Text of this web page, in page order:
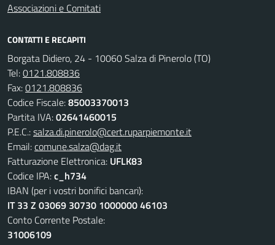
Associazioni e Comitati
CONTATTI E RECAPITI
Borgata Didiero, 24 - 10060 Salza di Pinerolo (TO)
Tel:0121.808836
Fax:0121.808836
Codice Fiscale:85003370013
Partita IVA:02641460015
P.E.C.:salza.di.pinerolo@cert.ruparpiemonte.it
Email:comune.salza@dag.it
Fatturazione Elettronica: UFLK83
Codice IPA:c_h734
IBAN (per i vostri bonifici bancari):
IT 33 Z 03069 30730 1000000 46103
Conto Corrente Postale:
31006109